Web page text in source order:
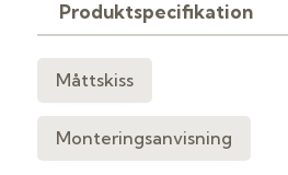
Produktspecifikation
Måttskiss
Monteringsanvisning